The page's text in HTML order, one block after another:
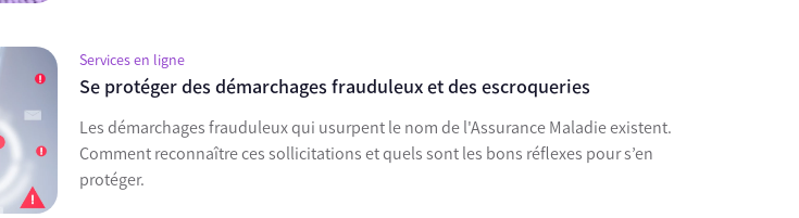
Services en ligne
Se protéger des démarchages frauduleux et des escroqueries
Les démarchages frauduleux qui usurpent le nom de l'Assurance Maladie existent.
Comment reconnaître ces sollicitations et quels sont les bons réflexes pour s’en
protéger.